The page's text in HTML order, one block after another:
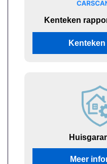
Kenteken
Meer